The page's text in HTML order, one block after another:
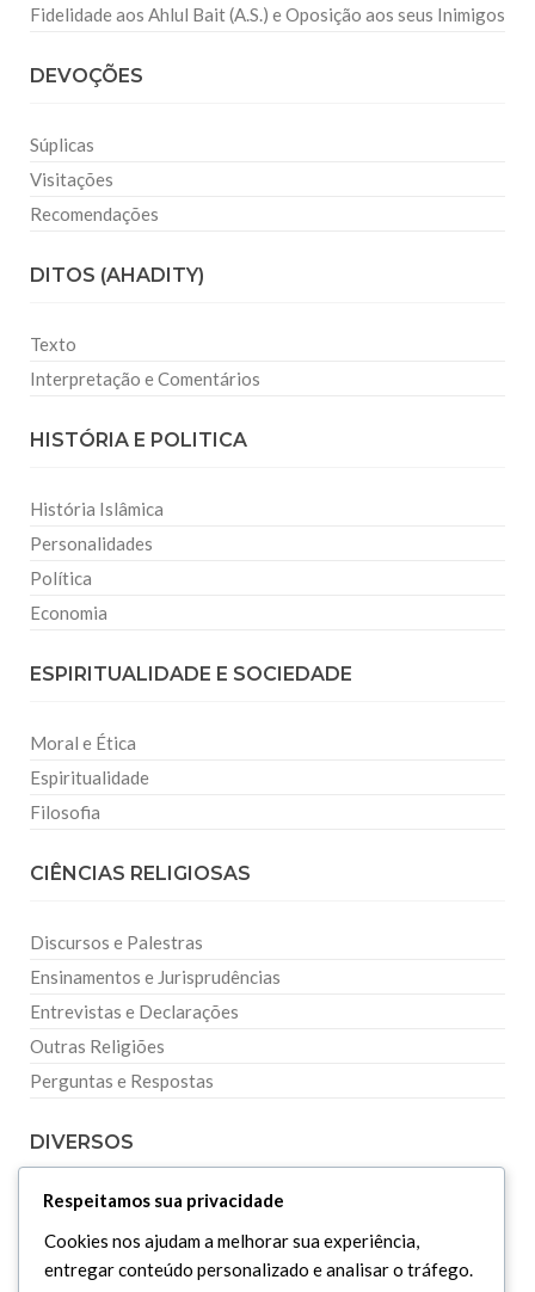
Fidelidade aos Ahlul Bait (A.S.) e Oposição aos seus Inimigos
DEVOÇÕES
Súplicas
Visitações
Recomendações
DITOS (AHADITY)
Texto
Interpretação e Comentários
HISTÓRIA E POLITICA
História Islâmica
Personalidades
Política
Economia
ESPIRITUALIDADE E SOCIEDADE
Moral e Ética
Espiritualidade
Filosofia
CIÊNCIAS RELIGIOSAS
Discursos e Palestras
Ensinamentos e Jurisprudências
Entrevistas e Declarações
Outras Religiões
Perguntas e Respostas
DIVERSOS
Curiosidades
Dicionário Islâmico
Downloads
Respeitamos sua privacidade
Cookies nos ajudam a melhorar sua experiência,
entregar conteúdo personalizado e analisar o tráfego.